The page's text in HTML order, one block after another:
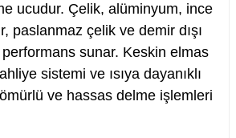
ucudur. Çelik, alüminyum, ince
paslanmaz çelik ve demir dışı
sunar. Keskin elmas
sistemi ve ısıya dayanıklı
ve hassas delme işlemleri